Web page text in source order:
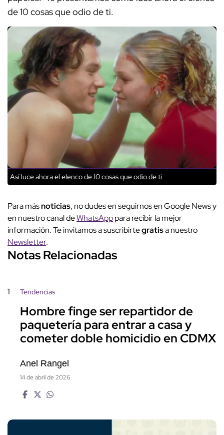
de 10 cosas que odio de ti.
Así luce ahora el elenco de 10 cosas que odio de ti
Para másnoticias, no dudes en seguirnos en Google News y
en nuestro canal deWhatsApppara recibir la mejor
información. Te invitamos a suscribirtegratisa nuestro
Newsletter.
Notas Relacionadas
1 Tendencias
Hombre finge ser repartidor de
paquetería para entrar a casa y
cometer doble homicidio en CDMX
Anel Rangel
14 de abril de 2026